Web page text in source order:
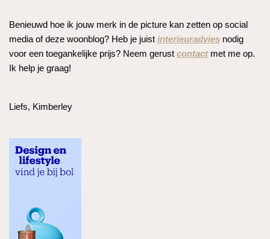
Benieuwd hoe ik jouw merk in de picture kan zetten op social
media of deze woonblog? Heb je juist interieuradvies nodig
voor een toegankelijke prijs? Neem gerust contactmet me op.
Ik help je graag!
Liefs, Kimberley